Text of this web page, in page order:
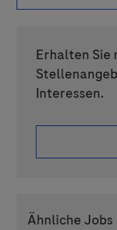
Erhalten Sie
Interessen.
Ähnliche Jobs